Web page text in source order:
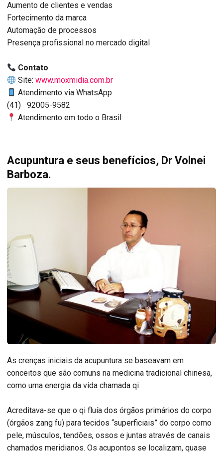
Aumento de clientes e vendas
Fortecimento da marca
Automação de processos
Presença profissional no mercado digital
Contato
Site:www.moxmidia.com.br
Atendimento via WhatsApp
(41) 92005-9582
Atendimento em todo o Brasil
Acupuntura e seus benefícios, Dr Volnei
Barboza.
As crenças iniciais da acupuntura se baseavam em
conceitos que são comuns na medicina tradicional chinesa,
como uma energia da vida chamada qi
Acreditava-se que o qi fluía dos órgãos primários do corpo
(órgãos zang fu) para tecidos “superficiais” do corpo como
pele, músculos, tendões, ossos e juntas através de canais
chamados meridianos. Os acupontos se localizam, quase